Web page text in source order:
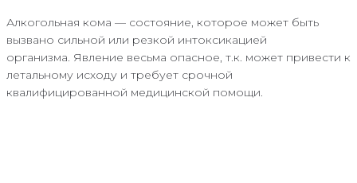
Алкогольная кома — состояние, которое может быть
вызвано сильной или резкой интоксикацией
организма. Явление весьма опасное, т.к. может привести к
летальному исходу и требует срочной
квалифицированной медицинской помощи.